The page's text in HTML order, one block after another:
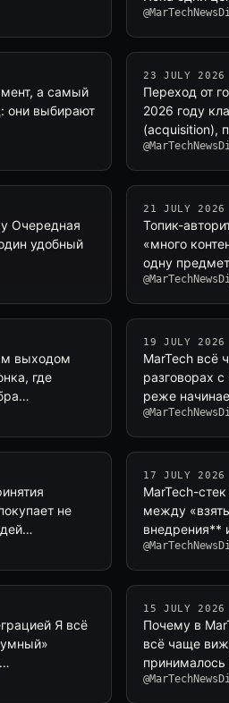
а самый
они выбирают
23 JULY 2026
Переход от
2026 году
(acquisition),
Очередная
удобный
21 JULY 2026
Топик-
«много
одну
выходом
где
19 JULY 2026
MarTech всё
разговорах
реже
не
17 JULY 2026
MarTech-
между
внедрения**
Я всё
15 JULY 2026
Почему в
всё чаще